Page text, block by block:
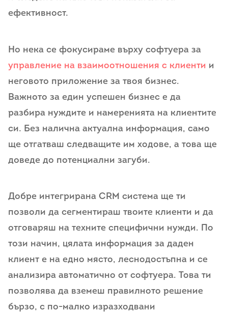
ефективност.
Но нека се фокусираме върху софтуера за
управление на взаимоотношения с клиенти и
неговото приложение за твоя бизнес.
Важното за един успешен бизнес е да
разбира нуждите и намеренията на клиентите
си. Без налична актуална информация, само
ще отгатваш следващите им ходове, а това ще
доведе до потенциални загуби.
Добре интегрирана CRM система ще ти
позволи да сегментираш твоите клиенти и да
отговаряш на техните специфични нужди. По
този начин, цялата информация за даден
клиент е на едно място, леснодостъпна и се
анализира автоматично от софтуера. Това ти
позволява да вземеш правилното решение
бързо, с по-малко изразходвани